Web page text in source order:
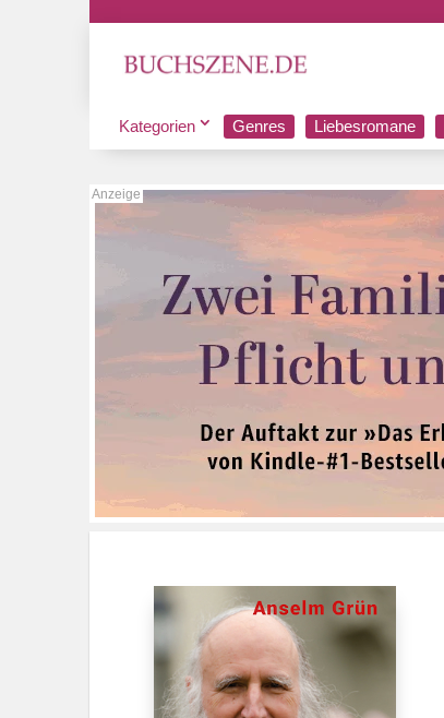
Kategorien Genres Liebesromane